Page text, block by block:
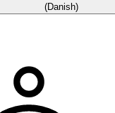
(Danish)